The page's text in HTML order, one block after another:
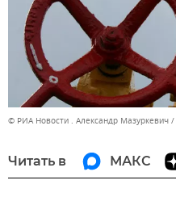
© РИА Новости . Александр Мазуркевич
Читать в МАКС